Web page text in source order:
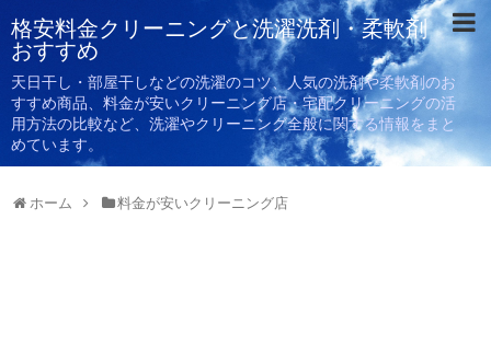
格安料金クリーニングと洗濯洗剤・柔軟剤
おすすめ
天日干し・部屋干しなどの洗濯のコツ、人気の洗剤や柔軟剤のお
すすめ商品、料金が安いクリーニング店・宅配クリーニングの活
用方法の比較など、洗濯やクリーニング全般に関する情報をまと
めています。
ホーム 料金が安いクリーニング店